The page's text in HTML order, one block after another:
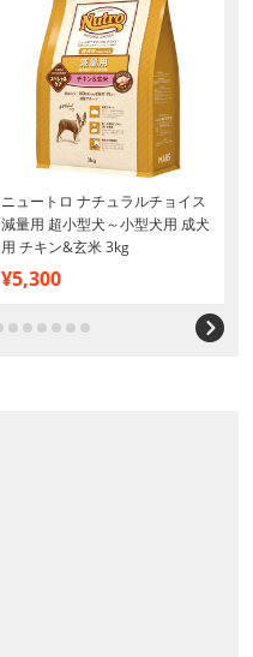
ニュートロ ナチュラルチョイス
減量用 超小型犬～小型犬用 成犬
用 チキン&玄米 3kg
¥5,300